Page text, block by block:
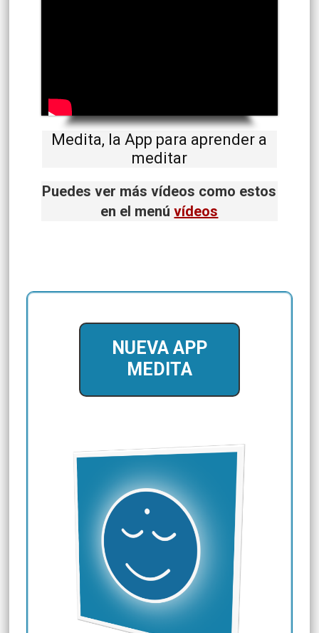
Medita, la App para aprender a
meditar
Puedes ver más vídeos como estos
en el menúvídeos
NUEVA APP
MEDITA